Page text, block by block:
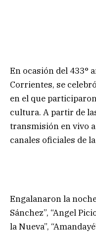
En ocasión del 433°
Corrientes, se
en el que
cultura. A partir de
transmisión en vivo
canales oficiales de
Engalanaron la
Sánchez”, “Angel
la Nueva”,